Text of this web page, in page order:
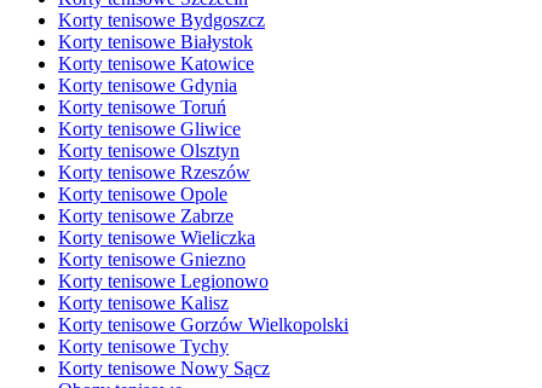
Korty tenisowe Bydgoszcz
Korty tenisowe Białystok
Korty tenisowe Katowice
Korty tenisowe Gdynia
Korty tenisowe Toruń
Korty tenisowe Gliwice
Korty tenisowe Olsztyn
Korty tenisowe Rzeszów
Korty tenisowe Opole
Korty tenisowe Zabrze
Korty tenisowe Wieliczka
Korty tenisowe Gniezno
Korty tenisowe Legionowo
Korty tenisowe Kalisz
Korty tenisowe Gorzów Wielkopolski
Korty tenisowe Tychy
Korty tenisowe Nowy Sącz